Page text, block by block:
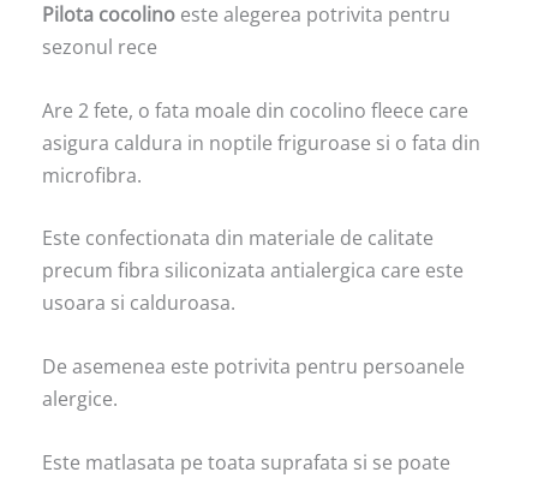
Pilota cocolino este alegerea potrivita pentru
sezonul rece
Are 2 fete, o fata moale din cocolino fleece care
asigura caldura in noptile friguroase si o fata din
microfibra.
Este confectionata din materiale de calitate
precum fibra siliconizata antialergica care este
usoara si calduroasa.
De asemenea este potrivita pentru persoanele
alergice.
Este matlasata pe toata suprafata si se poate